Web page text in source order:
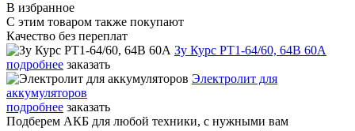
В избранное
С этим товаром также покупают
Качество без переплат
Зу Курс PT1-64/60, 64В 60А
подробнее заказать
Электролит для
аккумуляторов
подробнее заказать
Подберем АКБ для любой техники, с нужными вам